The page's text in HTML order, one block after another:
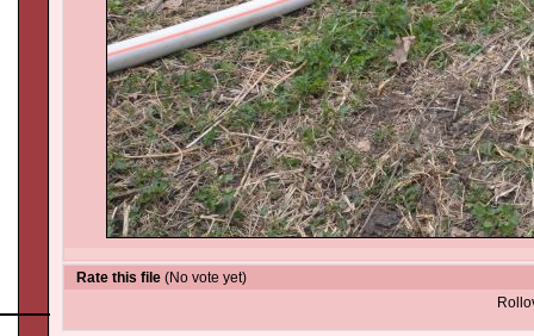
Rate this file (No vote yet)